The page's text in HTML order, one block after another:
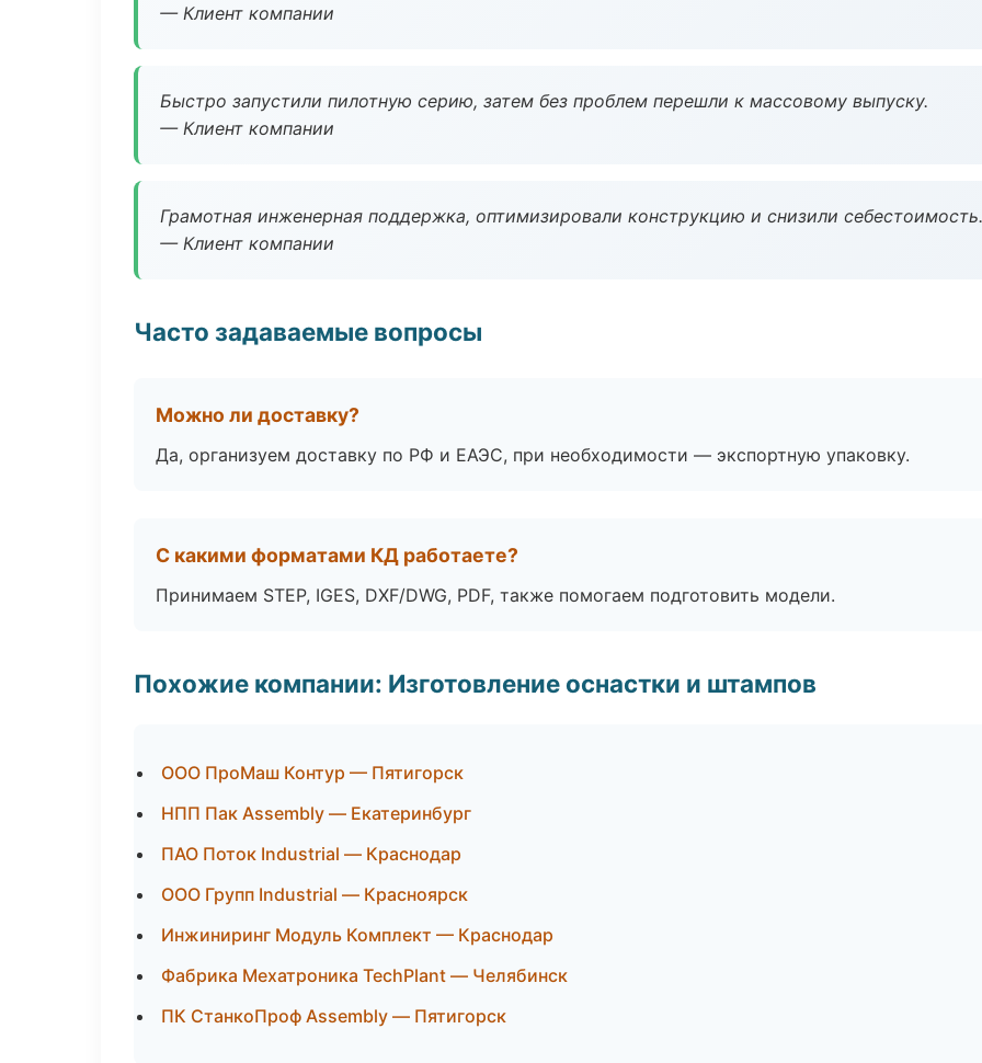
— Клиент компании
Быстро запустили пилотную серию, затем без проблем перешли к массовому выпуску.
— Клиент компании
Грамотная инженерная поддержка, оптимизировали конструкцию и снизили себестоимость.
— Клиент компании
Часто задаваемые вопросы
Можно ли доставку?
Да, организуем доставку по РФ и ЕАЭС, при необходимости — экспортную упаковку.
С какими форматами КД работаете?
Принимаем STEP, IGES, DXF/DWG, PDF, также помогаем подготовить модели.
Похожие компании: Изготовление оснастки и штампов
ООО ПроМаш Контур — Пятигорск
НПП Пак Assembly — Екатеринбург
ПАО Поток Industrial — Краснодар
ООО Групп Industrial — Красноярск
Инжиниринг Модуль Комплект — Краснодар
Фабрика Мехатроника TechPlant — Челябинск
ПК СтанкоПроф Assembly — Пятигорск